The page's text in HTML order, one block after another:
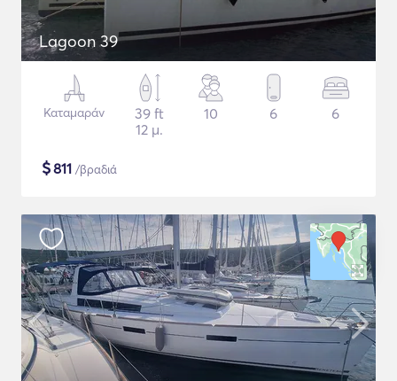
Lagoon 39
Καταμαράν
39 ft
12 μ.
10 6 6
$811 /βραδιά